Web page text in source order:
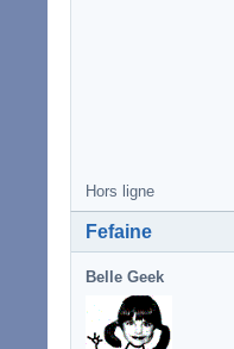
Hors ligne
Fefaine
Belle Geek